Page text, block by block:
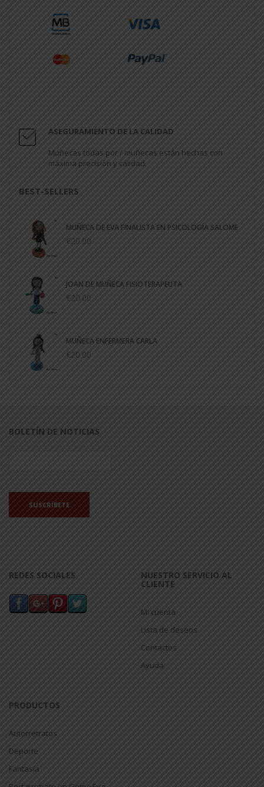
ASEGURAMIENTO DE LA CALIDAD
Muñecas todas por / muñecas están hechas con
máxima precisión y calidad.
BEST-SELLERS
MUÑECA DE EVA FINALISTA EN PSICOLOGÍA SALOME
€20.00
JOAN DE MUÑECA FISIOTERAPEUTA
€20.00
MUÑECA ENFERMERA CARLA
€20.00
BOLETÍN DE NOTICIAS
REDES SOCIALES NUESTRO SERVICIO AL
CLIENTE
Mi cuenta
Lista de deseos
Contactos
Ayuda
PRODUCTOS
Autorretratos
Deporte
Fantasía